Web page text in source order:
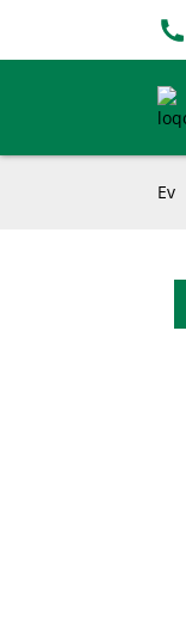
Ev